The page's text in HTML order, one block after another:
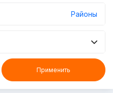
Районы
Применить